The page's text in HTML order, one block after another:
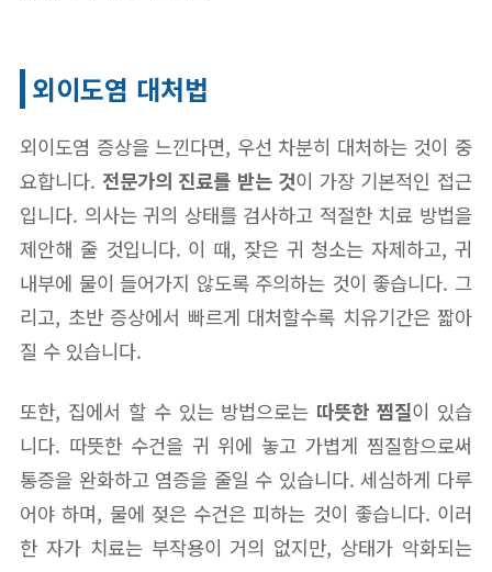
외이도염 대처법
외이도염 증상을 느낀다면, 우선 차분히 대처하는 것이 중
요합니다. 전문가의 진료를 받는 것이 가장 기본적인 접근
입니다. 의사는 귀의 상태를 검사하고 적절한 치료 방법을
제안해 줄 것입니다. 이 때, 잦은 귀 청소는 자제하고, 귀
내부에 물이 들어가지 않도록 주의하는 것이 좋습니다. 그
리고, 초반 증상에서 빠르게 대처할수록 치유기간은 짧아
질 수 있습니다.
또한, 집에서 할 수 있는 방법으로는 따뜻한 찜질이 있습
니다. 따뜻한 수건을 귀 위에 놓고 가볍게 찜질함으로써
통증을 완화하고 염증을 줄일 수 있습니다. 세심하게 다루
어야 하며, 물에 젖은 수건은 피하는 것이 좋습니다. 이러
한 자가 치료는 부작용이 거의 없지만, 상태가 악화되는